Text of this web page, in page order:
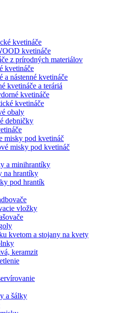
kvetináče
kvetináče
z prírodných materiálov
kvetináče
a nástenné kvetináče
kvetináče a teráriá
kvetináče
kvetináče
obaly
debničky
misky pod kvetináč
misky pod kvetináč
a minihrantíky
na hrantíky
pod hrantík
vložky
kvetom a stojany na kvety
keramzit
a šálky